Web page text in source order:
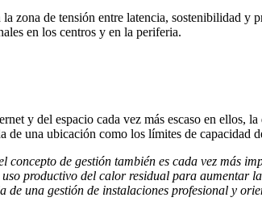
la zona de tensión entre latencia,
en los centros y en la periferia.
y del espacio cada vez más escaso en
de una ubicación como los límites de capacidad
concepto de gestión también es cada vez más
productivo del calor residual para aumentar
de una gestión de instalaciones profesional y